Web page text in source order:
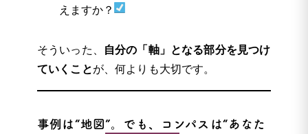
えますか？
そういった、
自分の「軸」となる部分を見つけ
ていくことが、何よりも大切です。
事例は“地図”。でも、コンパスは“あなた